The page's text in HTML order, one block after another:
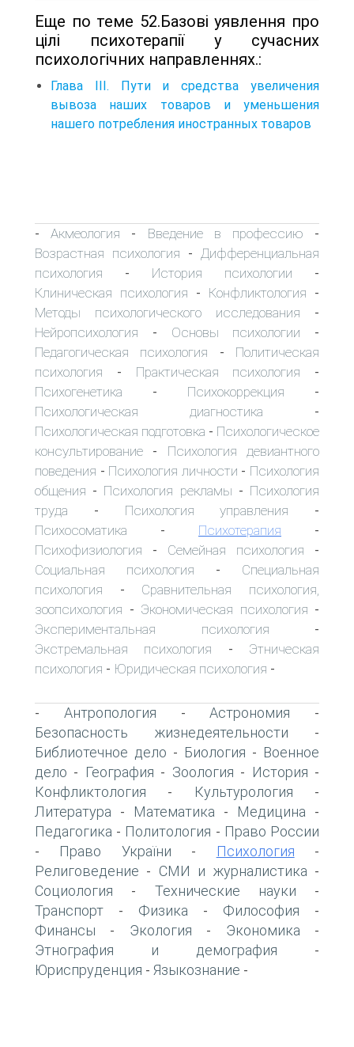
Еще по теме 52.Базові уявлення про
цілі психотерапії у сучасних
психологічних направленнях.:
Глава III. Пути и средства увеличения
вывоза наших товаров и уменьшения
нашего потребления иностранных товаров
-Акмеология - Введение в профессию -
Возрастная психология - Дифференциальная
психология - История психологии -
Клиническая психология - Конфликтология -
Методы психологического исследования -
Нейропсихология - Основы психологии -
Педагогическая психология - Политическая
психология - Практическая психология -
Психогенетика - Психокоррекция -
Психологическая диагностика -
Психологическая подготовка - Психологическое
консультирование - Психология девиантного
поведения - Психология личности - Психология
общения - Психология рекламы - Психология
труда - Психология управления -
Психосоматика - Психотерапия -
Психофизиология - Семейная психология -
Социальная психология - Специальная
психология - Сравнительная психология,
зоопсихология - Экономическая психология -
Экспериментальная психология -
Экстремальная психология - Этническая
психология - Юридическая психология -
- Антропология -Астрономия -
Безопасность жизнедеятельности -
Библиотечное дело - Биология - Военное
дело - География - Зоология - История -
Конфликтология - Культурология -
Литература - Математика - Медицина -
Педагогика - Политология - Право России
- Право України - Психология -
Религоведение - СМИ и журналистика -
Социология - Технические науки -
Транспорт - Физика - Философия -
Финансы - Экология - Экономика -
Этнография и демография -
Юриспруденция - Языкознание -